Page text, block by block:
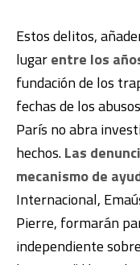
Estos delitos,
lugarentre los
fundación de los
fechas de los
París no abra
hechos.Las
mecanismo de
Internacional,
Pierre, formarán
independiente